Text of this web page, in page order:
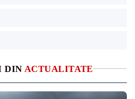
DIN ACTUALITATE